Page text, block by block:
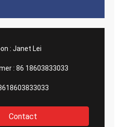
: Janet Lei
: 86 18603833033
Contact